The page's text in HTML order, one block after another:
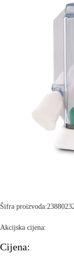
Šifra proizvoda:
Akcijska cijena:
Cijena: